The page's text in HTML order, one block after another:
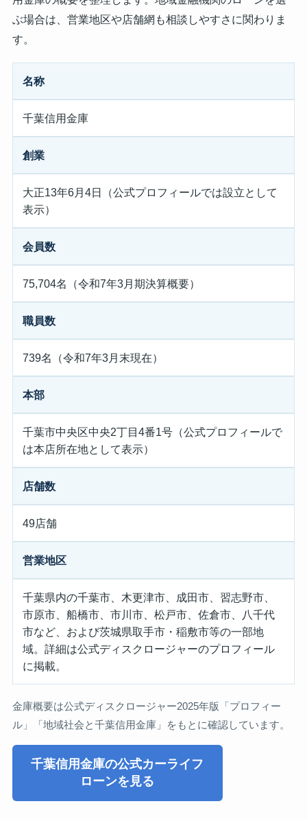
ぶ場合は、営業地区や店舗網も相談しやすさに関わりま
す。
名称
千葉信用金庫
創業
大正13年6月4日（公式プロフィールでは設立として
表示）
会員数
75,704名（令和7年3月期決算概要）
職員数
739名（令和7年3月末現在）
本部
千葉市中央区中央2丁目4番1号（公式プロフィールで
は本店所在地として表示）
店舗数
49店舗
営業地区
千葉県内の千葉市、木更津市、成田市、習志野市、
市原市、船橋市、市川市、松戸市、佐倉市、八千代
市など、および茨城県取手市・稲敷市等の一部地
域。詳細は公式ディスクロージャーのプロフィール
に掲載。
金庫概要は公式ディスクロージャー2025年版「プロフィー
ル」「地域社会と千葉信用金庫」をもとに確認しています。
千葉信用金庫の公式カーライフ
ローンを見る